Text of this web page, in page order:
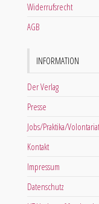
Widerrufsrecht
AGB
INFORMATION
Der Verlag
Presse
Jobs/Praktika/Volontariat
Kontakt
Impressum
Datenschutz